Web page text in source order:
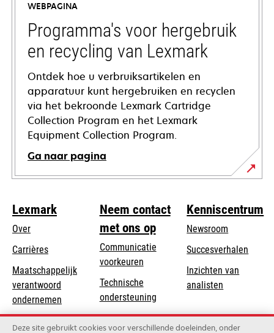
new
tab
WEBPAGINA
Programma's voor hergebruik
en recycling van Lexmark
Ontdek hoe u verbruiksartikelen en
apparatuur kunt hergebruiken en recyclen
via het bekroonde Lexmark Cartridge
Collection Program en het Lexmark
Equipment Collection Program.
Ga naar pagina
Lexmark
Over
Carrières
Maatschappelijk
verantwoord
ondernemen
in
a
Duurzaamheid
Neem contact
met ons op
Communicatie
voorkeuren
Technische
ondersteuningopens
in
a
Product registratie
Kenniscentrum
Newsroom
Succesverhalen
Inzichten van
analisten
Deze site gebruikt cookies voor verschillende doeleinden, onder